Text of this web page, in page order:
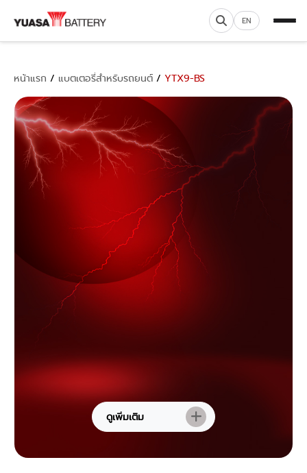
EN
หน้าแรก / แบตเตอรี่สำหรับรถยนต์ / YTX9-BS
ดูเพิ่มเติม